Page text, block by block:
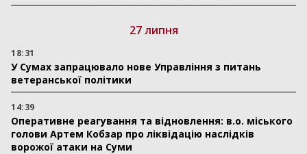
27 липня
18:31
У Сумах запрацювало нове Управління з питань
ветеранської політики
14:39
Оперативне реагування та відновлення: в.о. міського
голови Артем Кобзар про ліквідацію наслідків
ворожої атаки на Суми